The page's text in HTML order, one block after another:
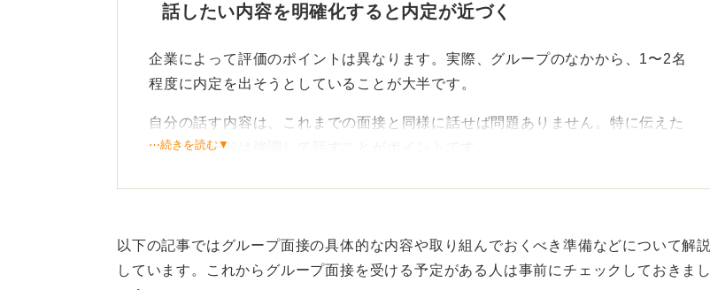
話したい内容を明確化すると内定が近づく
企業によって評価のポイントは異なります。実際、グループのなかから、1〜2名
程度に内定を出そうとしていることが大半です。
自分の話す内容は、これまでの面接と同様に話せば問題ありません。特に伝えた
いキーワードは強調して話すことがポイントです。
⋯続きを読む▼
以下の記事ではグループ面接の具体的な内容や取り組んでおくべき準備などについて解説
しています。これからグループ面接を受ける予定がある人は事前にチェックしておきまし